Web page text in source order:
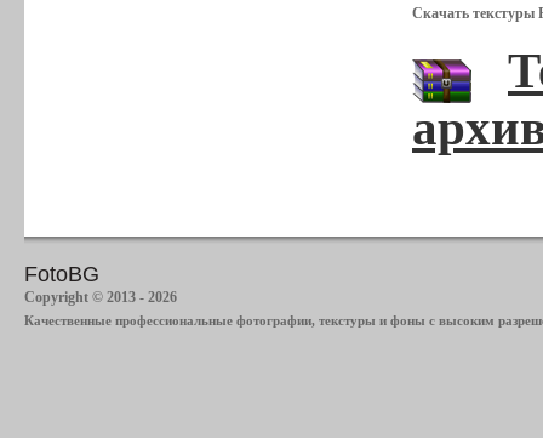
Скачать текстуры
FotoBG
Copyright © 2013 - 2026
Качественные профессиональные фотографии, текстуры и фоны с высоким